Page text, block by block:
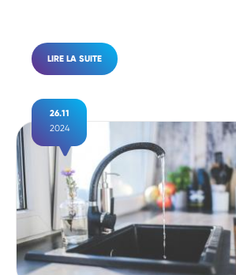
LIRE LA SUITE
26.11
2024